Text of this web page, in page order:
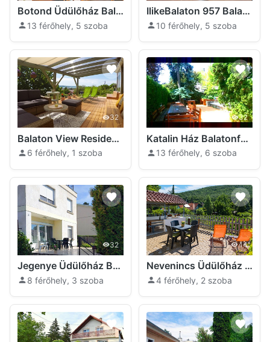
Botond Üdülőház Balatonfüred
13 férőhely, 5 szoba
IlikeBalaton 957 Balatonfüred
10 férőhely, 5 szoba
32
Balaton View Residence Balatonfüred
6 férőhely, 1 szoba
32
Katalin Ház Balatonfüred
13 férőhely, 6 szoba
32
Jegenye Üdülőház Balatonfüred
8 férőhely, 3 szoba
44
Nevenincs Üdülőház Balatonfüred
4 férőhely, 2 szoba